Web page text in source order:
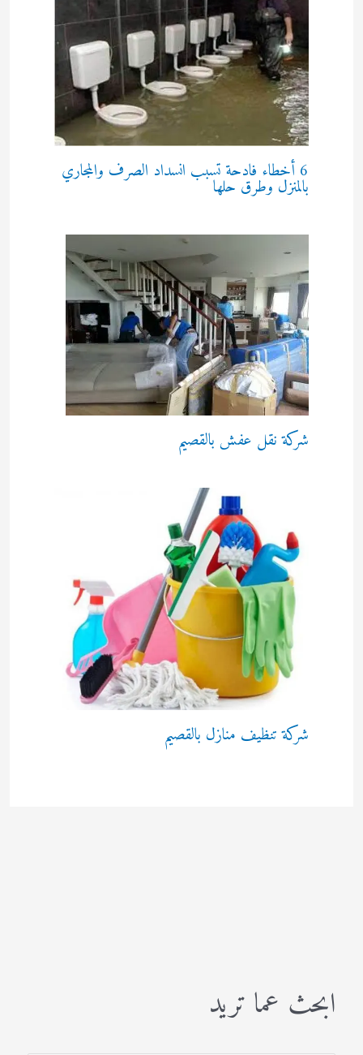
6 أخطاء فادحة تسبب انسداد الصرف والمجاري
بالمنزل وطرق حلها
شركة نقل عفش بالقصيم
شركة تنظيف منازل بالقصيم
ابحث عما تريد